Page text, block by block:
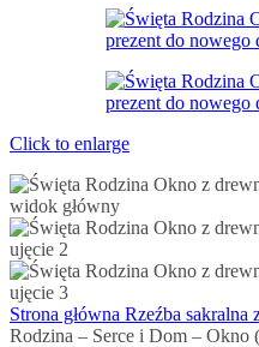
Click to enlarge
Strona główna Rzeźba sakralna
Rodzina – Serce i Dom – Okno